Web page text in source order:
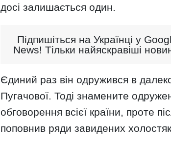
досі залишається один.
Підпишіться на Українці у
News! Тільки найяскравіші
Єдиний раз він одружився в
Пугачової. Тоді знамените
обговорення всієї країни, проте
поповнив ряди завидених